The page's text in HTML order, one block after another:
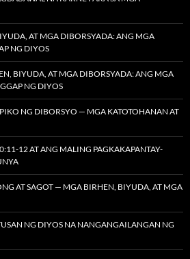
AT MGA DIBORSYADA: ANG MGA
NG DIYOS
BIYUDA, AT MGA DIBORSYADA: ANG MGA
NG DIYOS
NG DIBORSYO — MGA KATOTOHANAN AT
12 AT ANG MALING PAGKAKAPANTAY-
AT SAGOT — MGA BIRHEN, BIYUDA, AT MGA
NG DIYOS NA NANGANGAILANGAN NG